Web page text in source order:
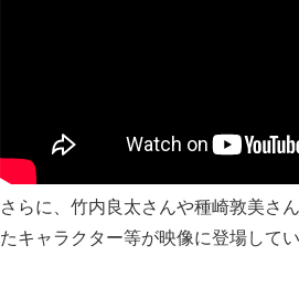
さらに、竹内良太さんや種崎敦美さ
たキャラクター等が映像に登場してい